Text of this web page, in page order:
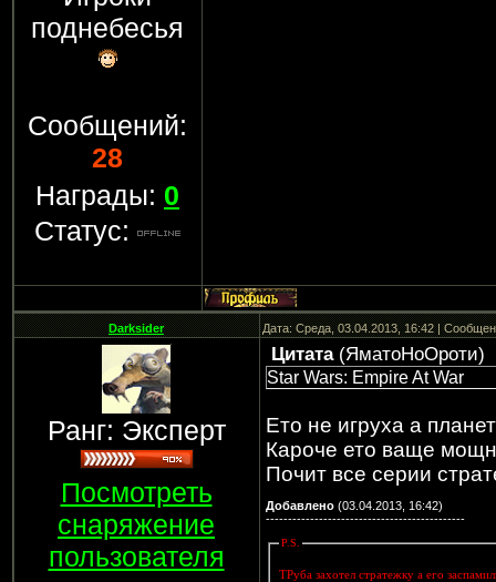
поднебесья
Сообщений:
28
Награды: 0
Статус:
Darksider Дата: Среда, 03.04.2013, 16:42 |
Ранг: Эксперт
Посмотреть
снаряжение
пользователя
Цитата(ЯматоНоОроти)
Star Wars: Empire At War
Ето не игруха а
Кароче ето ваще
Почит все серии
Добавлено(03.04.2013, 16:42)
---------------------------------------------
P.S.
ТРуба захотел стратежку а его